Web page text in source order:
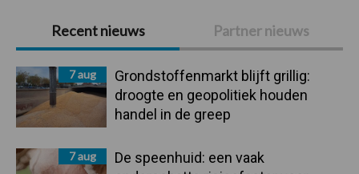
Primaire
Sidebar
Recent nieuws Partner nieuws
7 aug
Grondstoffenmarkt blijft grillig:
droogte en geopolitiek houden
handel in de greep
7 aug
De speenhuid: een vaak